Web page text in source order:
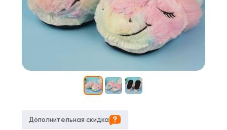
Дополнительная скидка